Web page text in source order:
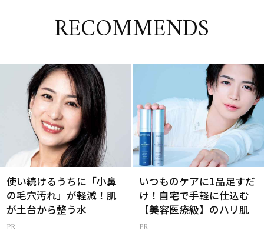
RECOMMENDS
使い続けるうちに「小鼻
の毛穴汚れ」が軽減！肌
が土台から整う水
いつものケアに1品足すだ
け！自宅で手軽に仕込む
【美容医療級】のハリ肌